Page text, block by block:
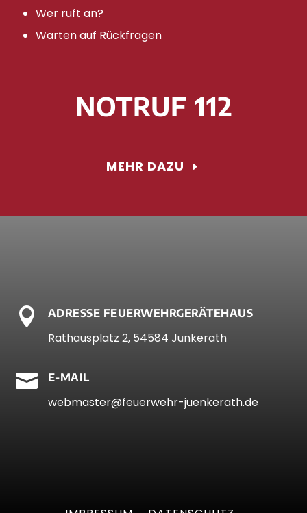
Wer ruft an?
Warten auf Rückfragen
NOTRUF 112
MEHR DAZU
 ADRESSE FEUERWEHRGERÄTEHAUS
Rathausplatz 2, 54584 Jünkerath
 E-MAIL
webmaster@feuerwehr-juenkerath.de